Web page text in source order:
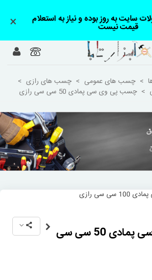
سایت به روز بوده و نیاز به استعلام
قیمت نیست ×
> چسب های عمومی > چسب های رازی >
> چسب پی وی سی پمادی 50 سی سی رازی
چسب پی وی سی پمادی 50 سی سی